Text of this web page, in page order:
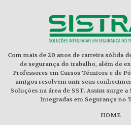
Com mais de 20 anos de carreira sólida
de segurança do trabalho, além de
Professores em Cursos Técnicos e de
amigos resolvem unir seus
Soluções na área de SST. Assim surge a
Integradas em Segurança no
HOME